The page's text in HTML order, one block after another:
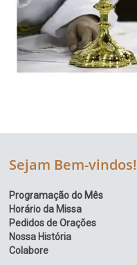
Sejam Bem-vindos!
Programação do Mês
Horário da Missa
Pedidos de Orações
Nossa História
Colabore